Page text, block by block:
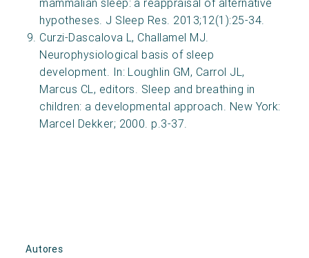
hypotheses. J Sleep Res. 2013;12(1):25-34.
Curzi-Dascalova L, Challamel MJ.
Neurophysiological basis of sleep
development. In: Loughlin GM, Carrol JL,
Marcus CL, editors. Sleep and breathing in
children: a developmental approach. New York:
Marcel Dekker; 2000. p.3-37.
Autores